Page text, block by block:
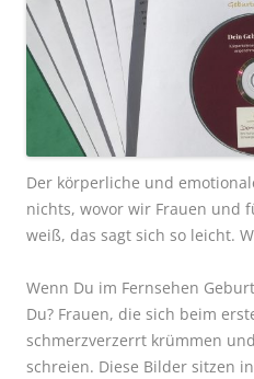
Der körperliche und
nichts, wovor wir Frauen und
weiß, das sagt sich so leicht.
Wenn Du im Fernsehen
Du? Frauen, die sich beim
schmerzverzerrt krümmen
schreien. Diese Bilder sitzen